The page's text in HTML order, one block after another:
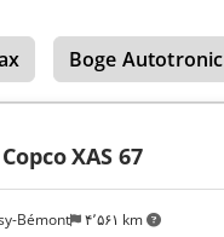
Boge Autotronic
Bémont ۴٬۵۶۱ km
XAS 67